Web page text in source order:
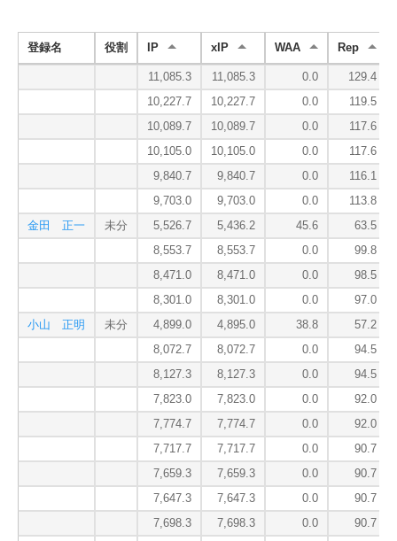
登録名 役割 IP xIP WAA Rep
11,085.3 11,085.3 0.0
129.4
10,227.7
10,227.7 0.0
119.5
10,089.7
10,089.7 0.0
117.6
10,105.0
10,105.0 0.0
117.6
9,840.7
9,840.7 0.0
116.1
9,703.0
9,703.0 0.0
113.8
金田 正一
未分 5,526.7 5,436.2 45.6
63.5
8,553.7
8,553.7 0.0
99.8
8,471.0
8,471.0 0.0
98.5
8,301.0
8,301.0 0.0
97.0
小山 正明
未分 4,899.0 4,895.0 38.8
57.2
8,072.7
8,072.7 0.0
94.5
8,127.3
8,127.3 0.0
94.5
7,823.0
7,823.0 0.0
92.0
7,774.7
7,774.7 0.0
92.0
7,717.7
7,717.7 0.0
90.7
7,659.3
7,659.3 0.0
90.7
7,647.3
7,647.3 0.0
90.7
7,698.3
7,698.3 0.0
90.7